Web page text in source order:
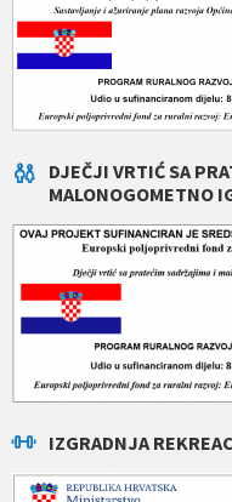
DJEČJI VRTIĆ SA
MALONOGOMETNO
IZGRADNJA